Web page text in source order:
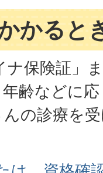
かると
ナ保険証」
齢などに
の診療を